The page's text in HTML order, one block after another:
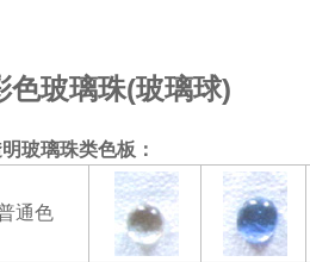
色玻璃珠(玻璃球)
玻璃珠类色板：
通色